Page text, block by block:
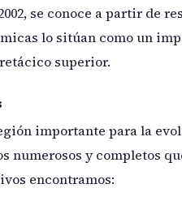
se conoce a partir de
lo sitúan como un
superior.
importante para la
numerosos y completos
encontramos: